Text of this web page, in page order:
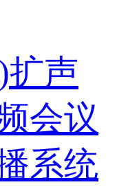
声
会议
系统